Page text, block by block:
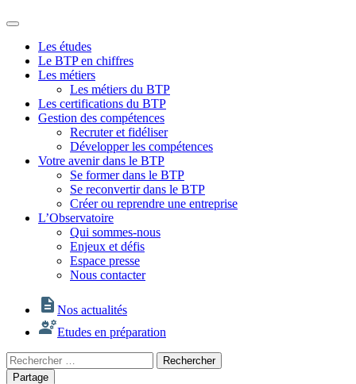
Les études
Le BTP en chiffres
Les métiers
Les métiers du BTP
Les certifications du BTP
Gestion des compétences
Recruter et fidéliser
Développer les compétences
Votre avenir dans le BTP
Se former dans le BTP
Se reconvertir dans le BTP
Créer ou reprendre une entreprise
L’Observatoire
Qui sommes-nous
Enjeux et défis
Espace presse
Nous contacter
Nos actualités
Etudes en préparation
Rechercher
:
Rechercher
Partage